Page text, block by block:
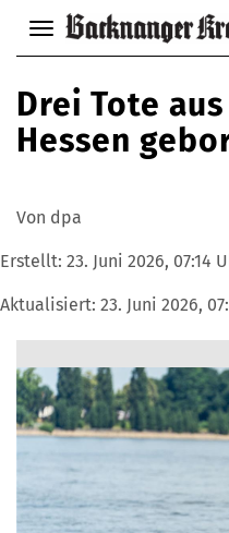
Navigation
anzeigen
bzw.
verbergen
Drei Tote
Hessen
Von dpa
Erstellt: 23. Juni 2026, 07:14
Aktualisiert: 23. Juni 2026,